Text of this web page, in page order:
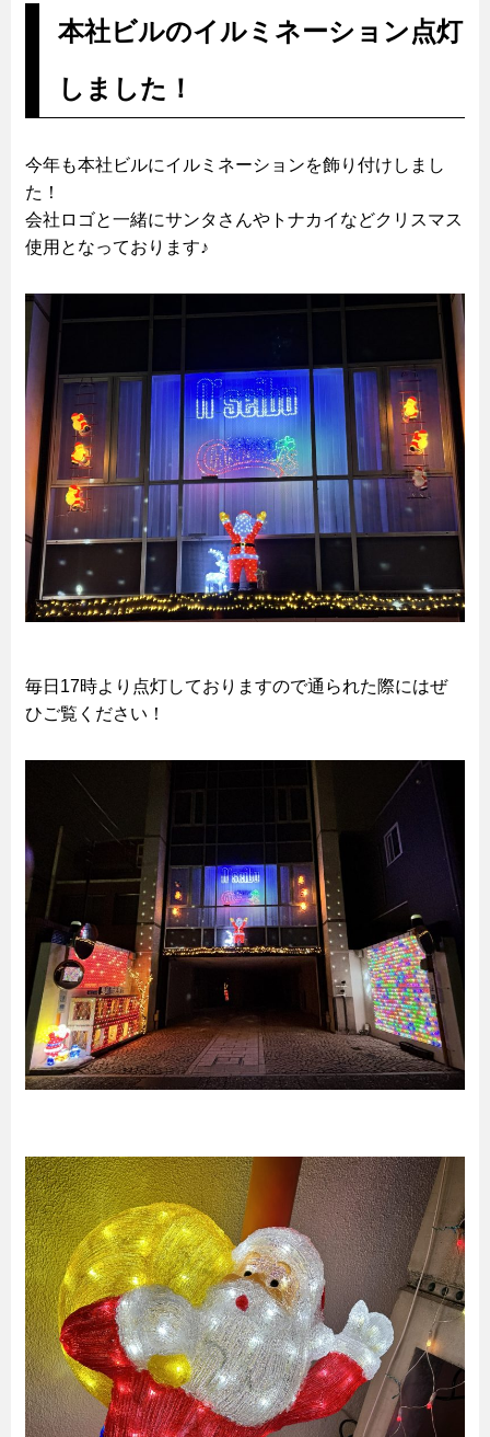
本社ビルのイルミネーション点灯
しました！
今年も本社ビルにイルミネーションを飾り付けしまし
た！
会社ロゴと一緒にサンタさんやトナカイなどクリスマス
使用となっております♪
毎日17時より点灯しておりますので通られた際にはぜ
ひご覧ください！